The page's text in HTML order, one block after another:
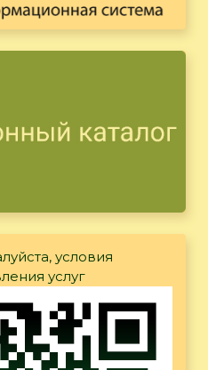
условия
услуг